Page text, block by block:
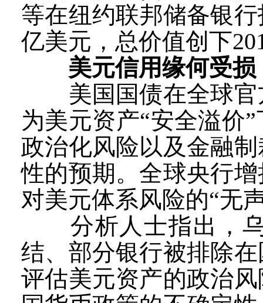
等在纽约联邦储备银
亿美元，总价值创下
美元信用缘何受损
美国国债在全球官
为美元资产“安全溢价
政治化风险以及金融
性的预期。全球央行
对美元体系风险的“无
分析人士指出，乌
结、部分银行被排除
评估美元资产的政治